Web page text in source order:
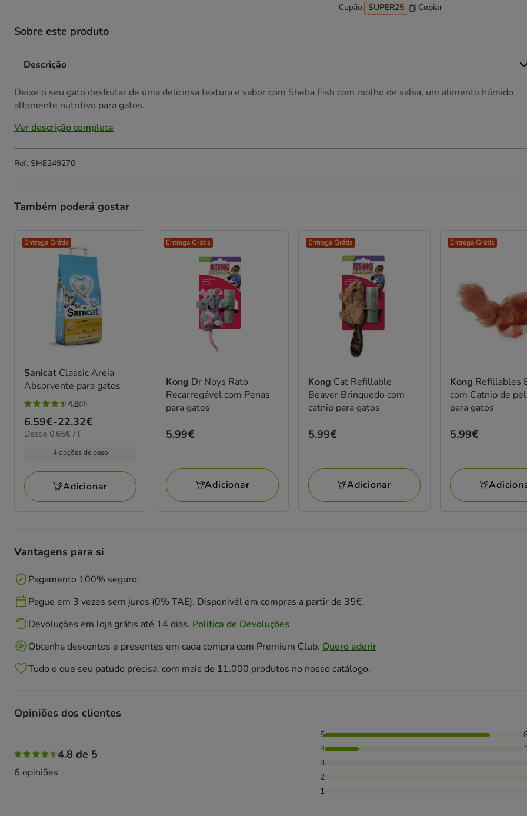
Cupão: SUPER25 Copiar
Sobre este produto
Descrição
Deixe o seu gato desfrutar de uma deliciosa textura e sabor com Sheba Fish com molho de salsa, um alimento húmido
altamente nutritivo para gatos.
Ver descrição completa
Ref. SHE249270
Também poderá gostar
Entrega Grátis
Sanicat Classic Areia
Absorvente para gatos
4.8
estrelas
com
4.8(9)
Preço
de
22.32€
6.59€-22.32€
0.65€
Desde 0.65€ / l
4 opções de peso
Adicionar
Entrega Grátis
Kong Dr Noys Rato
Recarregável com Penas
para gatos
Preço
5.99€
Adicionar
Entrega Grátis
Kong Cat Refillable
Beaver Brinquedo com
catnip para gatos
Preço
5.99€
Adicionar
Entrega Grátis
Kong Refillables
com Catnip de
para gatos
Preço
5.99€
Vantagens para si
Pagamento 100% seguro.
Pague em 3 vezes sem juros (0% TAE). Disponivél em compras a partir de 35€.
Devoluções em loja grátis até 14 dias. Politica de Devoluções
Obtenha descontos e presentes em cada compra com Premium Club. Quero aderir
Tudo o que seu patudo precisa, com mais de 11.000 produtos no nosso catálogo.
Opiniões dos clientes
4.8 de 5
6 opiniões
83% das pessoas avaliaram com 5 estrelas, 17% das pessoas avaliaram com 4 estrelas,
5
4
3
2
1